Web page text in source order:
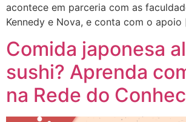
acontece em parceria com as
Kennedy e Nova, e conta com o
Comida japonesa
sushi? Aprenda
na Rede do